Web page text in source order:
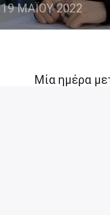
19 ΜΑΪ́ΟΥ 2022
Μία ημέρα